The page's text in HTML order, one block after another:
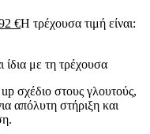
€Η τρέχουσα τιμή είναι:
ίδια με τη τρέχουσα
σχέδιο στους γλουτούς,
απόλυτη στήριξη και